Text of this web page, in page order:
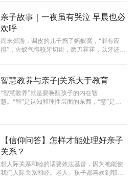
亲子故事｜一夜虽有哭泣 早晨也必
欢呼
周末郊游，调皮的儿子捣了蚂蚁窝，“罪有应
得”，火蚁气得咬牙切齿，磨刀霍霍，以牙还
智慧教养与亲子|关系大于教育
“智慧教养”就是要唤醒孩子的内在智
慧。“智”是认知和理性层面的东西，“慧”是心
【信仰问答】怎样才能处理好亲子
关系？
想人际关系和睦的话要效法基督，因为祂能使
我们人际关系和睦。老人、孩子都喜欢到耶稣